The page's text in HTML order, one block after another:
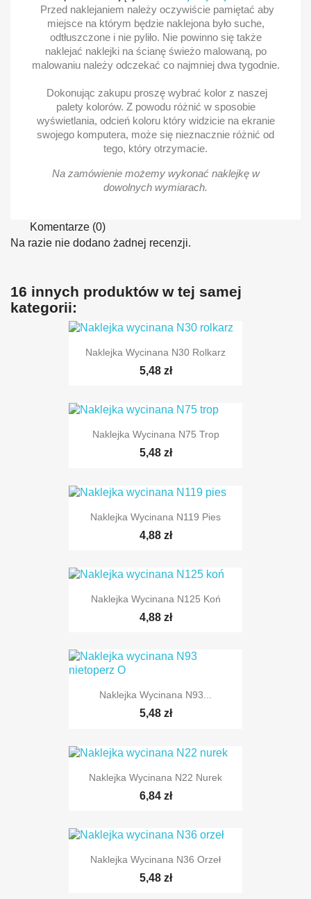
Przed naklejaniem należy oczywiście pamiętać aby
miejsce na którym będzie naklejona było suche,
odtłuszczone i nie pyliło. Nie powinno się także
naklejać naklejki na ścianę świeżo malowaną, po
malowaniu należy odczekać co najmniej dwa tygodnie.
Dokonując zakupu proszę wybrać kolor z naszej
palety kolorów. Z powodu różnić w sposobie
wyświetlania, odcień koloru który widzicie na ekranie
swojego komputera, może się nieznacznie różnić od
tego, który otrzymacie.
Na zamówienie możemy wykonać naklejkę w
dowolnych wymiarach.
Komentarze (0)
Na razie nie dodano żadnej recenzji.
16 innych produktów w tej samej
kategorii:
Naklejka Wycinana N30 Rolkarz
5,48 zł
Naklejka Wycinana N75 Trop
5,48 zł
Naklejka Wycinana N119 Pies
4,88 zł
Naklejka Wycinana N125 Koń
4,88 zł
Naklejka Wycinana N93...
5,48 zł
Naklejka Wycinana N22 Nurek
6,84 zł
Naklejka Wycinana N36 Orzeł
5,48 zł